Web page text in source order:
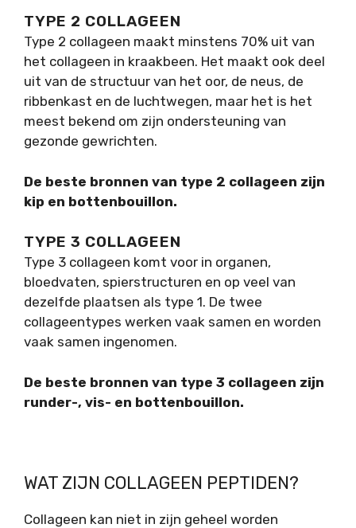
TYPE 2 COLLAGEEN
Type 2 collageen maakt minstens 70% uit van
het collageen in kraakbeen. Het maakt ook deel
uit van de structuur van het oor, de neus, de
ribbenkast en de luchtwegen, maar het is het
meest bekend om zijn ondersteuning van
gezonde gewrichten.
De beste bronnen van type 2 collageen zijn
kip en bottenbouillon.
TYPE 3 COLLAGEEN
Type 3 collageen komt voor in organen,
bloedvaten, spierstructuren en op veel van
dezelfde plaatsen als type 1. De twee
collageentypes werken vaak samen en worden
vaak samen ingenomen.
De beste bronnen van type 3 collageen zijn
runder-, vis- en bottenbouillon.
WAT ZIJN COLLAGEEN PEPTIDEN?
Collageen kan niet in zijn geheel worden